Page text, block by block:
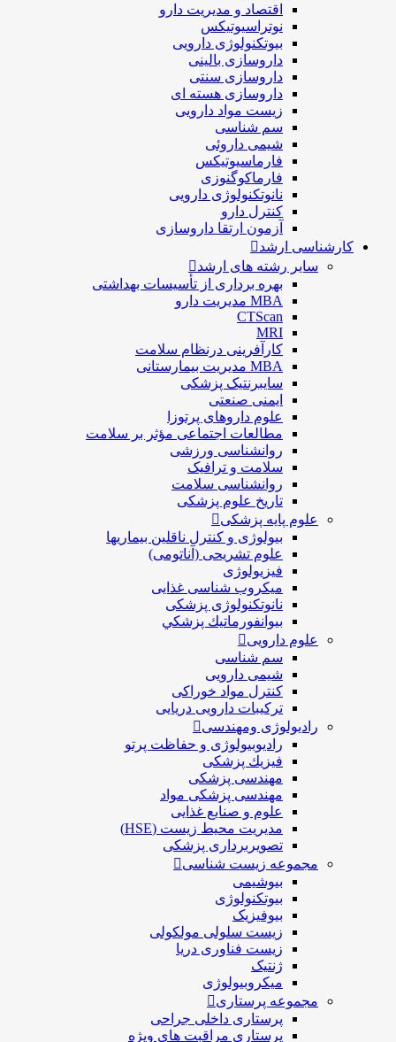
اقتصاد و مديريت دارو
نوتراسیوتیکس
بيوتكنولوژی دارویی
داروسازی بالينی
داروسازی سنتی
داروسازی هسته ای
زیست مواد دارویی
سم شناسی
شيمی داروئی
فارماسيوتيكس
فارماكوگنوزی
نانوتکنولوژی دارویی
كنترل دارو
آزمون ارتقا داروسازی
کارشناسی ارشد
سایر رشته های ارشد
بهره برداری از تأسیسات بهداشتی
MBA مدیریت دارو
CTScan
MRI
کارآفرینی درنظام سلامت
MBA مدیریت بیمارستانی
سایبرنتیک پزشکی
ایمنی صنعتی
علوم داروهای پرتوزا
مطالعات اجتماعی مؤثر بر سلامت
روانشناسی ورزشی
سلامت و ترافیک
روانشناسی سلامت
تاریخ علوم پزشکی
علوم پایه پزشکی
بیولوژی و کنترل ناقلین بیماریها
علوم تشریحی (آناتومی)
فیزیولوژی
ميكروب شناسی غذایی
نانوتکنولوژی پزشکی
بيوانفورماتيك پزشكي
علوم دارویی
سم شناسی
شیمی دارویی
کنترل مواد خوراکی
ترکیبات دارویی دریایی
رادیولوژی ومهندسی
رادیوبیولوژی و حفاظت پرتو
فيزيك پزشکی
مهندسی پزشکی
مهندسی پزشکی مواد
علوم و صنايع غذایی
مدیریت محیط زیست (HSE)
تصویربرداری پزشکی
مجموعه زیست شناسی
بیوشیمی
بیوتکنولوژی
بیوفیزیک
زیست سلولی مولکولی
زیست فناوری دریا
ژنتیک
میکروبیولوژی
مجموعه پرستاری
پرستاری داخلی جراحی
پرستاری مراقبت های ويژه